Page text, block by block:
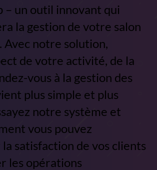
– un outil innovant qui
la gestion de votre salon
Avec notre solution,
de votre activité, de la
vous à la gestion des
plus simple et plus
notre système et
vous pouvez
satisfaction de vos clients
les opérations